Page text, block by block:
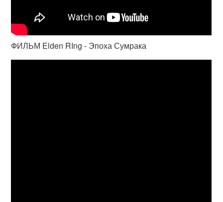
ФИЛЬМ Elden RIng - Эпоха Сумрака